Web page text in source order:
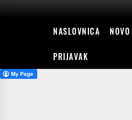
NASLOVNICA NOVO
PRIJAVAK